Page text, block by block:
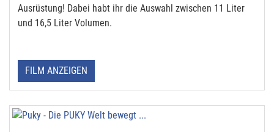
Ausrüstung! Dabei habt ihr die Auswahl zwischen 11 Liter
und 16,5 Liter Volumen.
FILM ANZEIGEN